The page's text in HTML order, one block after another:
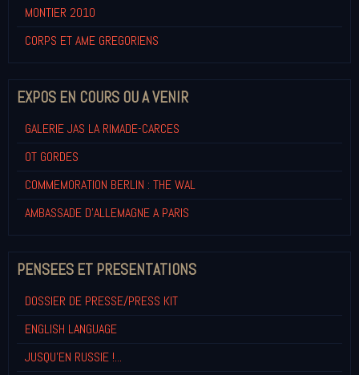
MONTIER 2010
CORPS ET AME GREGORIENS
EXPOS EN COURS OU A VENIR
GALERIE JAS LA RIMADE-CARCES
OT GORDES
COMMEMORATION BERLIN : THE WAL
AMBASSADE D'ALLEMAGNE A PARIS
PENSEES ET PRESENTATIONS
DOSSIER DE PRESSE/PRESS KIT
ENGLISH LANGUAGE
JUSQU'EN RUSSIE !...